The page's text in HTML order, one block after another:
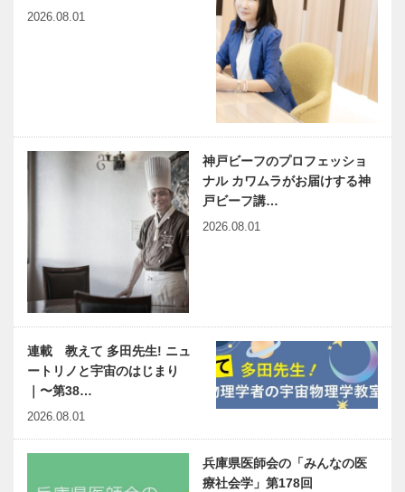
2026.08.01
神戸ビーフのプロフェッショ
ナル カワムラがお届けする神
戸ビーフ講…
2026.08.01
連載 教えて 多田先生! ニュ
ートリノと宇宙のはじまり
｜〜第38…
2026.08.01
兵庫県医師会の「みんなの医
療社会学」第178回